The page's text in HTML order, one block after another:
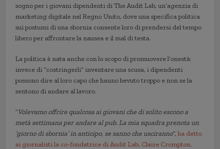
sogno per i giovani dipendenti di The Audit Lab, un’agenzia di
marketing digitale nel Regno Unito, dove una specifica politica
sui postumi di una sbornia consente loro di prendersi del tempo
libero per affrontare la nausea e il mal di testa.
La politica è nata anche con lo scopo di promuovere l’onestà:
invece di “costringerli” inventare una scusa, i dipendenti
possono dire al loro capo che hanno bevuto troppo e non se la
sentono di andare al lavoro.
“Volevamo offrire qualcosa ai giovani che di solito escono a
metà settimana per andare al pub. La mia squadra prenota un
‘giorno di sbornia’ in anticipo, se sanno che usciranno“,ha detto
ai giornalisti la co-fondatrice di Audit Lab, Claire Crompton.